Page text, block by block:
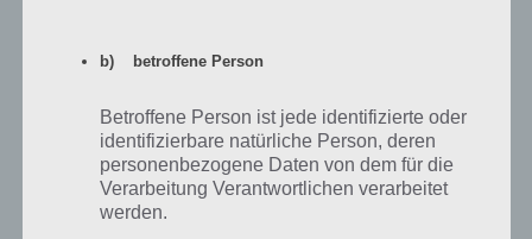
Graues C mit nach rechts zeigendem
Grauer Punktem Magenta T Grauer
Marke Telekom
Mann im Anzug, Flugzeuge im
Hintergrund
TV &
Aviator
b) betroffene Person
Betroffene Person ist jede identifizierte oder
identifizierbare natürliche Person, deren
personenbezogene Daten von dem für die
Verarbeitung Verantwortlichen verarbeitet
werden.